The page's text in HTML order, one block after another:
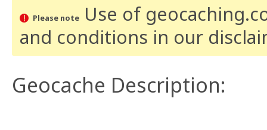
Please noteUse of
and conditions in our
Geocache Description: